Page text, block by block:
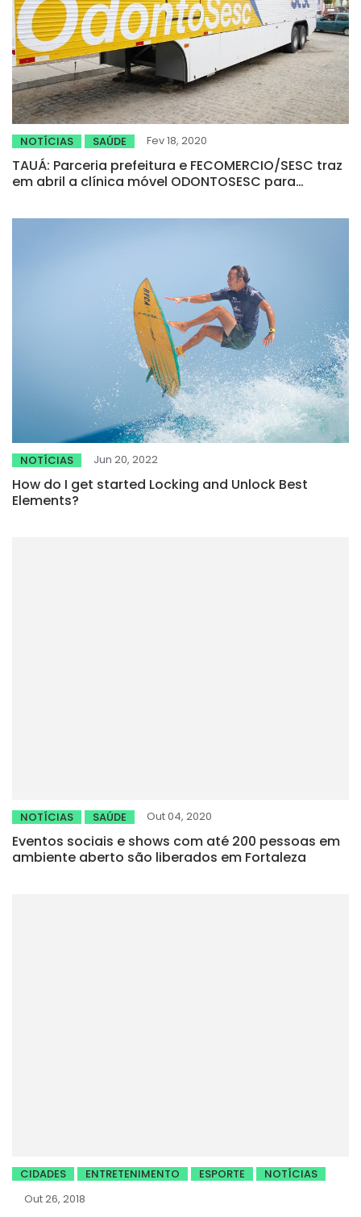
NOTÍCIAS SAÚDE Fev 18, 2020
TAUÁ: Parceria prefeitura e FECOMERCIO/SESC traz
em abril a clínica móvel ODONTOSESC para
NOTÍCIAS Jun 20, 2022
How do I get started Locking and Unlock Best
Elements?
NOTÍCIAS SAÚDE Out 04, 2020
Eventos sociais e shows com até 200 pessoas em
ambiente aberto são liberados em Fortaleza
CIDADES ENTRETENIMENTO ESPORTE
NOTÍCIAS
Out 26, 2018